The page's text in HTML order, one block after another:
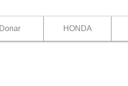
Donar HONDA